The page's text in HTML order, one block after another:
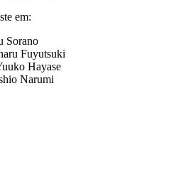
em:
Sorano
Fuyutsuki
Hayase
Narumi